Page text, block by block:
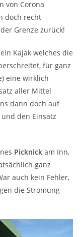
von Corona
doch recht
Grenze zurück!
Kajak welches die
für ganz
eine wirklich
aller Mittel
dann doch auf
den Einsatz
Picknick am Inn,
ganz
auch kein Fehler,
die Strömung